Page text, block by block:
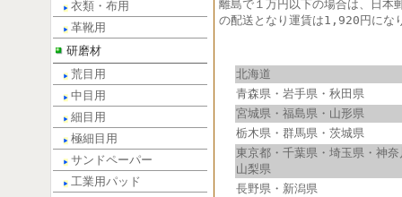
衣類・布用
革靴用
研磨材
荒目用
中目用
細目用
極細目用
サンドペーパー
工業用パッド
離島で１万円以下の場合は、日本
の配送となり運賃は1,920円にな
北海道
青森県・岩手県・秋田県
宮城県・福島県・山形県
栃木県・群馬県・茨城県
東京都・千葉県・埼玉県・神奈
山梨県
長野県・新潟県